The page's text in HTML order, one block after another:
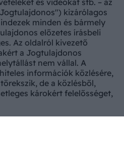
és videókat stb. – az
kizárólagos
minden és bármely
előzetes írásbeli
Az oldalról kivezető
a Jogtulajdonos
nem vállal. A
információk közlésére,
de a közlésből,
károkért felelősséget,